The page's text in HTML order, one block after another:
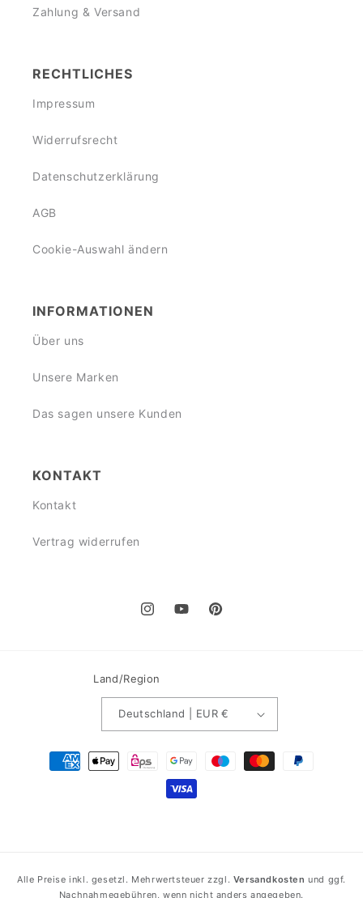
Zahlung & Versand
RECHTLICHES
Impressum
Widerrufsrecht
Datenschutzerklärung
AGB
Cookie-Auswahl ändern
INFORMATIONEN
Über uns
Unsere Marken
Das sagen unsere Kunden
KONTAKT
Kontakt
Vertrag widerrufen
InstagramYouTubePinterest
Land/Region
Deutschland | EUR €
Zahlungsmethoden
Alle Preise inkl. gesetzl. Mehrwertsteuer zzgl. Versandkosten und ggf.
Nachnahmegebühren, wenn nicht anders angegeben.